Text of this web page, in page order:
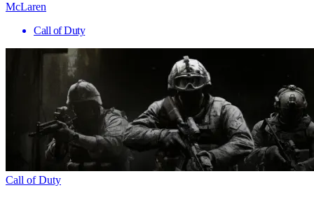
McLaren
Call of Duty
Call of Duty